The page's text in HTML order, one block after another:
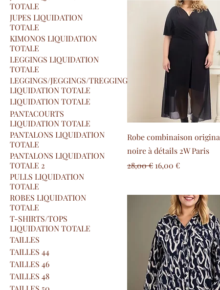
TOTALE
JUPES LIQUIDATION
TOTALE
KIMONOS LIQUIDATION
TOTALE
LEGGINGS LIQUIDATION
TOTALE
LEGGINGS/JEGGINGS/TREGGINGS
LIQUIDATION TOTALE
LIQUIDATION TOTALE
PANTACOURTS
LIQUIDATION TOTALE
PANTALONS LIQUIDATION
TOTALE
PANTALONS LIQUIDATION
TOTALE 2
PULLS LIQUIDATION
TOTALE
ROBES LIQUIDATION
TOTALE
T-SHIRTS/TOPS
LIQUIDATION TOTALE
TAILLES
TAILLES 44
TAILLES 46
TAILLES 48
Robe combinaison
noire à détails 2W Paris
Prix original
28,00 € Prix promotionnel
16,00 €